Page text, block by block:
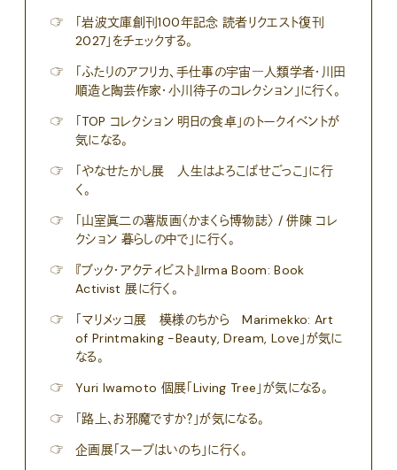
☞
「岩波文庫創刊100年記念 読者リクエスト復刊
2027」をチェックする。
☞
「ふたりのアフリカ、手仕事の宇宙―人類学者・川田
順造と陶芸作家・小川待子のコレクション」に行く。
☞
「TOP コレクション 明日の食卓」のトークイベントが
気になる。
☞
「やなせたかし展 人生はよろこばせごっこ」に行
く。
☞
「山室眞二の薯版画〈かまくら博物誌〉 / 併陳 コレ
クション 暮らしの中で」に行く。
☞
『ブック・アクティビスト』Irma Boom: Book
Activist 展に行く。
☞
「マリメッコ展 模様のちから Marimekko: Art
of Printmaking -Beauty, Dream, Love」が気に
なる。
☞
Yuri Iwamoto 個展「Living Tree」が気になる。
☞
「路上、お邪魔ですか？」が気になる。
☞
企画展「スープはいのち」に行く。